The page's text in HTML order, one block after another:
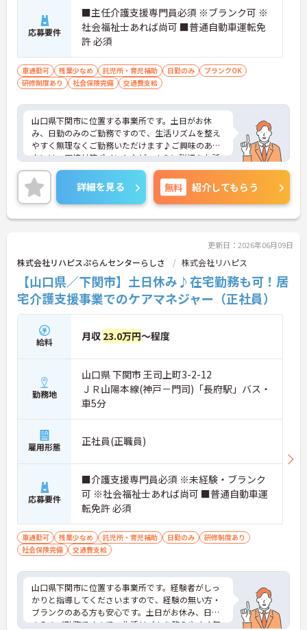
応募要件
■主任介護支援専門員必須 ※ブランク可 ※
社会福祉士あれば尚可 ■普通自動車運転免
許 必須
車通勤可 残業少なめ 託児所・育児補助 日勤のみ
ブランクOK
研修制度あり
社会保険完備 交通費支給
山口県下関市に位置する事業所です。土日がお休
み、日勤のみのご勤務ですので、生活リズムを整え
やすく無理なくご勤務いただけます♪ご興味のある
方には、面接対策ポイントなど、さらに詳細をお話
しいたしますのでお気軽にご相談ください！
詳細を見る 無料 紹介してもらう
更新日：2026年06月09日
株式会社リハピスぷらんセンターらしさ 株式会社リハピス
【山口県／下関市】土日休み♪在宅勤務も可！居
宅介護支援事業でのケアマネジャー（正社員）
給料 月収 23.0万円～程度
勤務地
山口県 下関市 王司上町3-2-12
ＪＲ山陽本線(神戸－門司)「長府駅」バス・
車5分
雇用形態 正社員(正職員)
応募要件
■介護支援専門員必須 ※未経験・ブランク
可 ※社会福祉士あれば尚可 ■普通自動車運
転免許 必須
車通勤可 残業少なめ 託児所・育児補助 日勤のみ
研修制度あり
社会保険完備
交通費支給
山口県下関市に位置する事業所です。経験者がしっ
かりと指導してくださいますので、経験の無い方・
ブランクのある方も安心です。土日がお休み、日勤
のみのご勤務ですので、生活リズムを整えやすく無